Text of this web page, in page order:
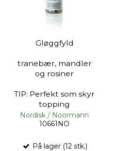
Gløggfyld
tranebær, mandler
og rosiner
TIP: Perfekt som skyr
topping
Nordisk / Noormann
10661NO
På lager (12 stk.)